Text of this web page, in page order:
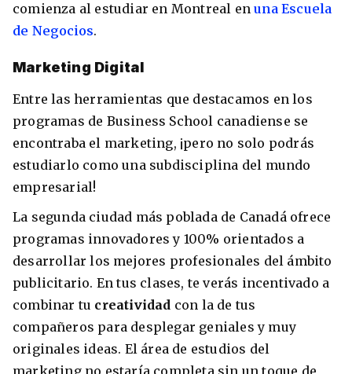
comienza al estudiar en Montreal enuna Escuela
de Negocios.
Marketing Digital
Entre las herramientas que destacamos en los
programas de Business School canadiense se
encontraba el marketing, ¡pero no solo podrás
estudiarlo como una subdisciplina del mundo
empresarial!
La segunda ciudad más poblada de Canadá ofrece
programas innovadores y 100% orientados a
desarrollar los mejores profesionales del ámbito
publicitario. En tus clases, te verás incentivado a
combinar tu creatividad con la de tus
compañeros para desplegar geniales y muy
originales ideas. El área de estudios del
marketing no estaría completa sin un toque de